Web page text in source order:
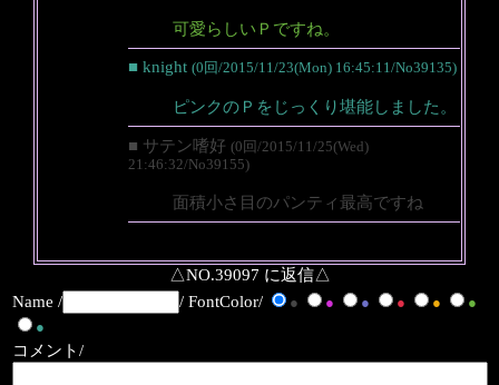
可愛らしいＰですね。
■ knight (0回/2015/11/23(Mon) 16:45:11/No39135)
ピンクのＰをじっくり堪能しました。
■ サテン嗜好 (0回/2015/11/25(Wed)
21:46:32/No39155)
面積小さ目のパンティ最高ですね
△NO.39097 に返信△
Name /
/ FontColor/ ● ● ● ● ●
●
●
コメント/